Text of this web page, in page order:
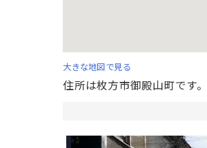
大きな地図で見る
住所は枚方市御殿山町です。